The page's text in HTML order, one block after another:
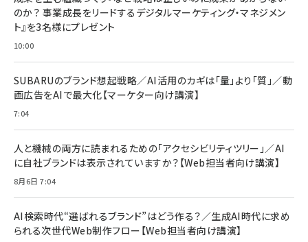
anan(アンアン)2026/07/08号 No.2502[2026
￥880
ママ投資家が育休中に１億貯めた株式投資
組織の成果を最大化する ルールのデザイン
￥1,980
Amazonランキングをもっと見る
2枚セット DSP25F1698
￥1,599
￥6,980
全ワイヤレスイヤホン/アクティブノイズキャンセリ
技術基準適合】ブラック
￥5,990
ケーブル Anker絡まないケーブル 240W 結束バン
ド付き USB PD対応 シリコン素材採用 iPhone
17 / 16 / 15 / Galaxy iPad Pro MacBook
Pro/Air 各種対応 (1.8m ミッドナイトブラック)
￥1,890
Anker PowerLine III Flow USB-C & USB-C
Pro/Air 各種対応 (1.8m ミッドナイトブラック)
￥1,890
サッポロ 生ビール 黒ラベル 350ml 缶 24本 ビー
ル ケース買い【6/30応募〆切! 黒ラベルビヤセラー
￥4,857
のか？ 事業成長をリードするデジタルマーケティング・マネジメン
ト』を3名様にプレゼント
10:00
SUBARUのブランド想起戦略／AI活用のカギは「量」より「質」／動
画広告をAIで最大化【マーケター向け講演】
7:04
人と機械の両方に読まれるための「アクセシビリティツリー」／AI
に自社ブランドは表示されていますか？【Web担当者向け講演】
8月6日 7:04
AI検索時代“選ばれるブランド”はどう作る？／生成AI時代に求め
られる次世代Web制作フロー【Web担当者向け講演】